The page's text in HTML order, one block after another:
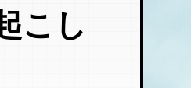
こし